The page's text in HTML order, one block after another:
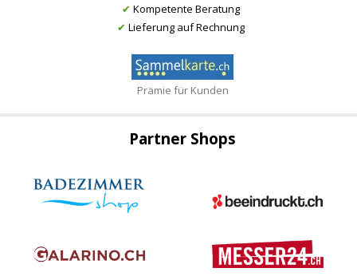
✔ Kompetente Beratung
✔ Lieferung auf Rechnung
Prämie für Kunden
Partner Shops